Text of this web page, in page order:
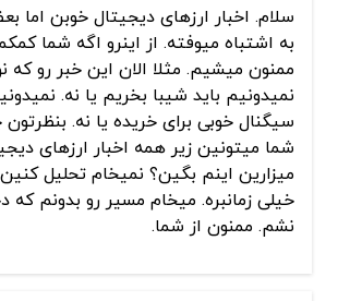
سلام. اخبار ارزهای دیجیتال خوبن اما
به اشتباه میوفته. از اینرو اگه شما
ممنون میشیم. مثلا الان این خبر رو که
نمیدونیم باید شیبا بخریم یا نه.
سیگنال خوبی برای خریده یا نه.
شما میتونین زیر همه اخبار ارزهای
میزارین اینم بگین؟ نمیخام تحلیل
خیلی زمانبره. میخام مسیر رو بدونم که
نشم. ممنون از شما.